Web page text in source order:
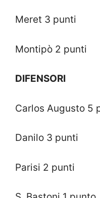
Meret 3 punti
Montipò 2 punti
DIFENSORI
Carlos Augusto 5
Danilo 3 punti
Parisi 2 punti